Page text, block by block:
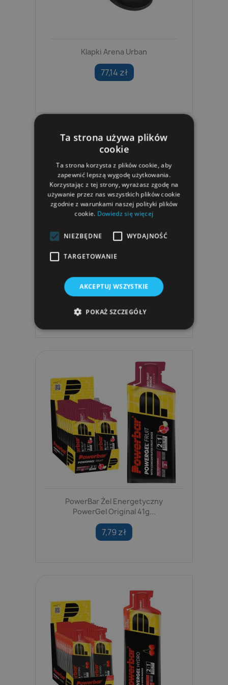
Klapki Arena Urban
77,14 zł
PowerBar Żel Energetyczny Bez
Popijania PowerGel...
8,49 zł
PowerBar Żel Energetyczny
PowerGel Original 41g...
7,79 zł
Ta strona używa plików
cookie
Ta strona korzysta z plików cookie, aby
zapewnić lepszą wygodę użytkowania.
Korzystając z tej strony, wyrażasz zgodę na
używanie przez nas wszystkich plików cookie
zgodnie z warunkami naszej polityki plików
cookie. Dowiedz się więcej
NIEZBĘDNE WYDAJNOŚĆ
TARGETOWANIE
AKCEPTUJ WSZYSTKIE
POKAŻ SZCZEGÓŁY